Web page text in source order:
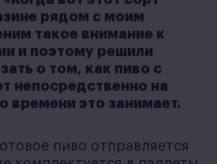
рядом с моим
такое внимание к
и поэтому решили
о том, как пиво с
непосредственно на
времени это занимает.
пиво отправляется